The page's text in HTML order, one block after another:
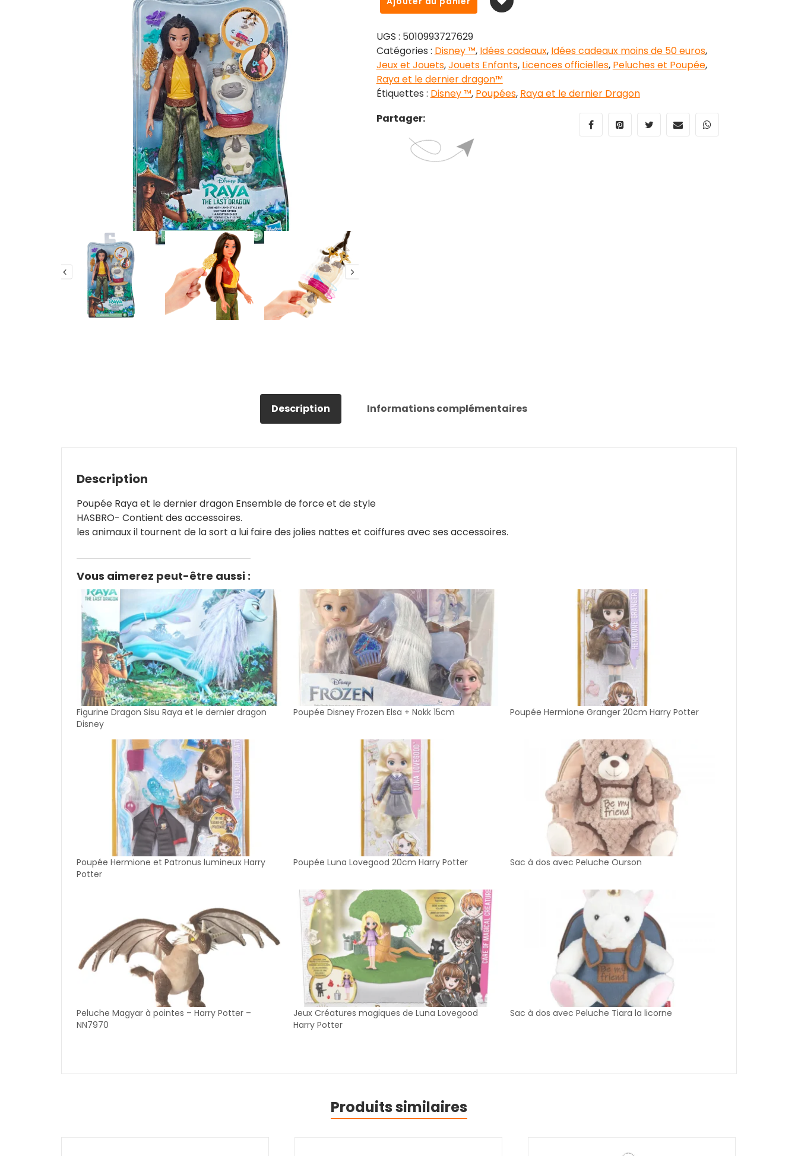
de
Raya
et
le
dernier
dragon
UGS : 5010993727629
Catégories : Disney ™, Idées cadeaux, Idées cadeaux moins de 50 euros,
Jeux et Jouets,Jouets Enfants, Licences officielles, Peluches et Poupée,
Raya et le dernier dragon™
Étiquettes : Disney ™, Poupées, Raya et le dernier Dragon
Partager:
Description Informations complémentaires
Description
Poupée Raya et le dernier dragon Ensemble de force et de style
HASBRO- Contient des accessoires.
les animaux il tournent de la sort a lui faire des jolies nattes et coiffures avec ses accessoires.
Vous aimerez peut-être aussi :
Figurine Dragon Sisu Raya et le dernier dragon
Disney
Poupée Disney Frozen Elsa + Nokk 15cm Poupée Hermione Granger 20cm Harry Potter
Poupée Hermione et Patronus lumineux Harry
Potter
Poupée Luna Lovegood 20cm Harry Potter Sac à dos avec Peluche Ourson
Peluche Magyar à pointes – Harry Potter –
NN7970
Jeux Créatures magiques de Luna Lovegood
Harry Potter
Sac à dos avec Peluche Tiara la licorne
Produits similaires